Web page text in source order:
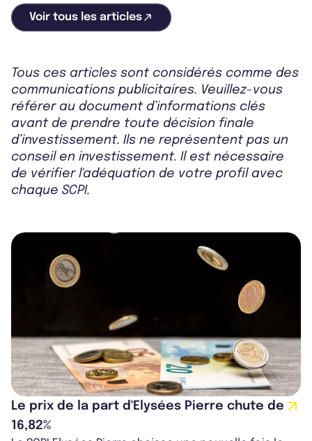
Voir tous les articles
Tous ces articles sont considérés comme des
communications publicitaires. Veuillez-vous
référer au document d’informations clés
avant de prendre toute décision finale
d’investissement. Ils ne représentent pas un
conseil en investissement. Il est nécessaire
de vérifier l'adéquation de votre profil avec
chaque SCPI.
Le prix de la part d'Elysées Pierre chute de
16,82%